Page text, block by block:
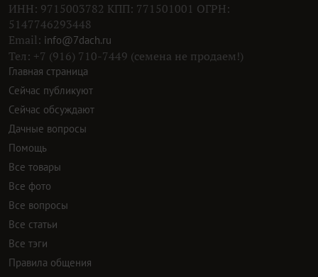
ИНН: 9715003782 КПП: 771501001 ОГРН:
5147746293448
Email: info@7dach.ru
Тел: +7 (916) 710-7449 (семена не продаем!)
Главная страница
Сейчас публикуют
Сейчас обсуждают
Дачные вопросы
Помощь
Все товары
Все фото
Все вопросы
Все статьи
Все тэги
Правила общения